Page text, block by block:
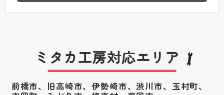
ミタカ工房対応エリア
前橋市、旧高崎市、伊勢崎市、渋川市、 玉村町、